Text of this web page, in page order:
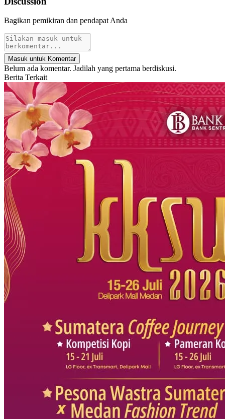
Bagikan pemikiran dan pendapat Anda
Masuk untuk Komentar
Belum ada komentar. Jadilah yang pertama berdiskusi.
Berita Terkait